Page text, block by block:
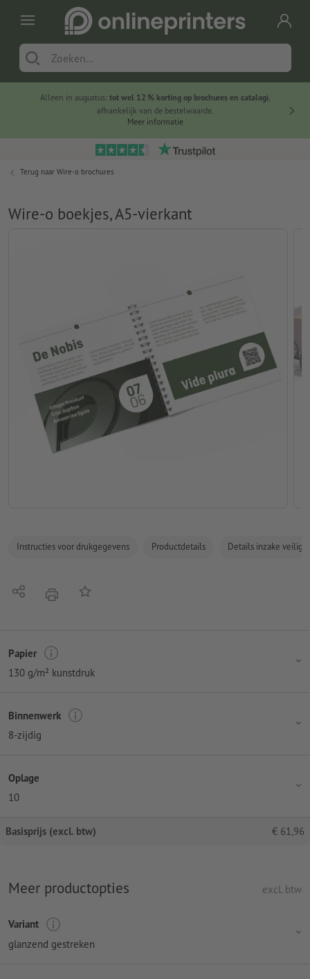
Alleen in augustus: tot wel 12 % korting op brochures en catalogi,
afhankelijk van de bestelwaarde.
Meer informatie
Terug naar Wire-o brochures
Wire-o boekjes, A5-vierkant
Instructies voor drukgegevens Productdetails Details inzake
Delen afdrukkenOp de lijst
Papier
130 g/m² kunstdruk
Binnenwerk
8-zijdig
Oplage
10
Basisprijs (excl. btw) € 61,96
Meer productopties excl. btw
Variant
glanzend gestreken